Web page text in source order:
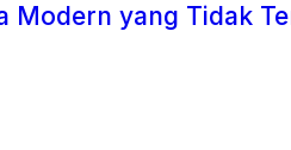
Modern yang Tidak